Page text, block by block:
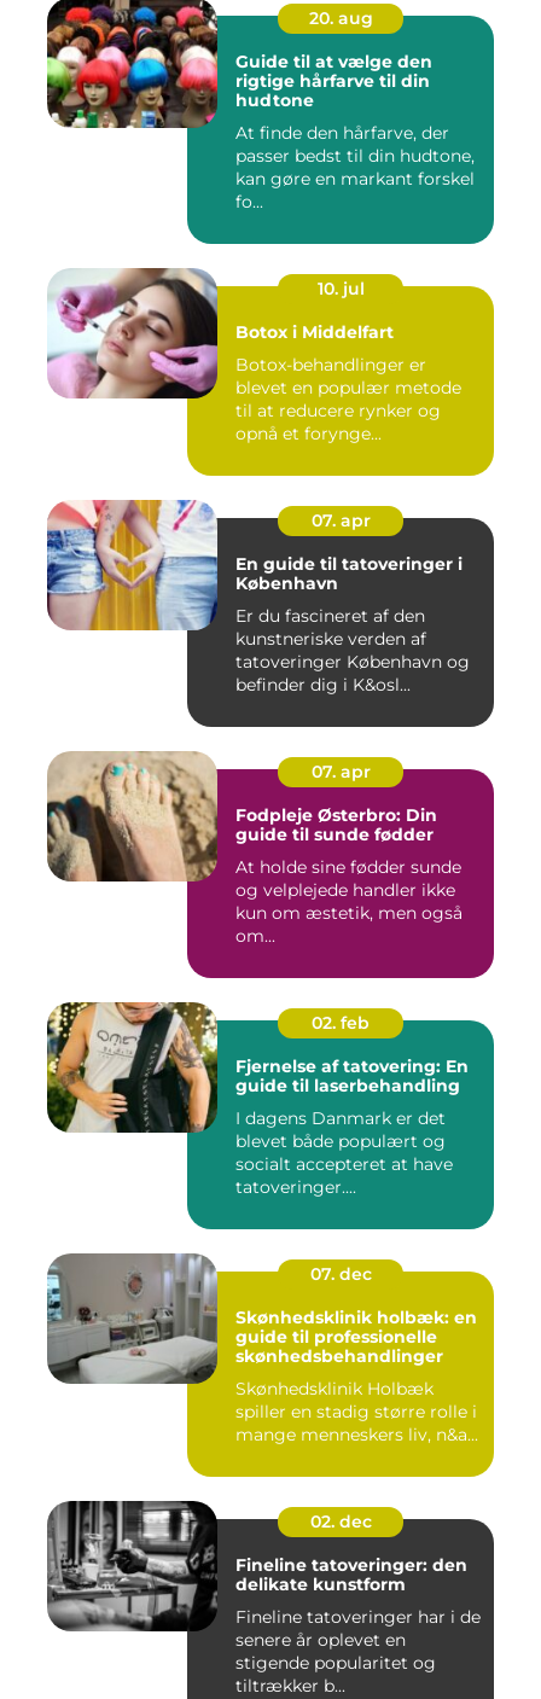
20. aug
Guide til at vælge den
rigtige hårfarve til din
hudtone
At finde den hårfarve, der
passer bedst til din hudtone,
kan gøre en markant forskel
fo...
10. jul
Botox i Middelfart
Botox-behandlinger er
blevet en populær metode
til at reducere rynker og
opnå et forynge...
07. apr
En guide til tatoveringer i
København
Er du fascineret af den
kunstneriske verden af
tatoveringer København og
befinder dig i K&osl...
07. apr
Fodpleje Østerbro: Din
guide til sunde fødder
At holde sine fødder sunde
og velplejede handler ikke
kun om æstetik, men også
om...
02. feb
Fjernelse af tatovering: En
guide til laserbehandling
I dagens Danmark er det
blevet både populært og
socialt accepteret at have
tatoveringer....
07. dec
Skønhedsklinik holbæk: en
guide til professionelle
skønhedsbehandlinger
Skønhedsklinik Holbæk
spiller en stadig større rolle i
mange menneskers liv, n&a...
02. dec
Fineline tatoveringer: den
delikate kunstform
Fineline tatoveringer har i de
senere år oplevet en
stigende popularitet og
tiltrækker b...